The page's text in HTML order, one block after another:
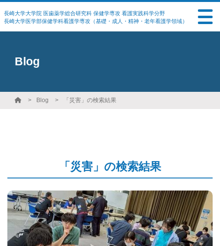
長崎大学大学院 医歯薬学総合研究科 保健学専攻 看護実践科学分野
長崎大学医学部保健学科看護学専攻（基礎・成人・精神・老年看護学領域）
Blog
Blog 「災害」の検索結果
「災害」の検索結果